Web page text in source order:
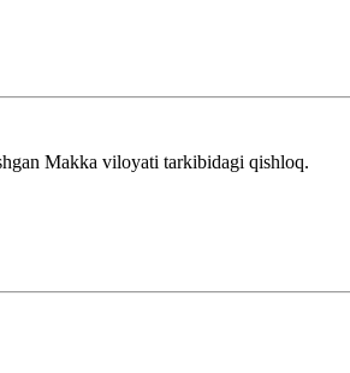
Makka viloyati tarkibidagi qishloq.